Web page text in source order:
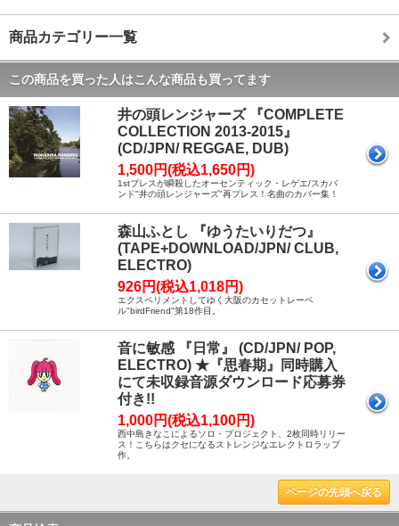
商品カテゴリー一覧
この商品を買った人はこんな商品も買ってます
井の頭レンジャーズ 『COMPLETE
COLLECTION 2013-2015』
(CD/JPN/ REGGAE, DUB)
1,500円(税込1,650円)
1stプレスが瞬殺したオーセンティック・レゲエ/スカバ
ンド"井の頭レンジャーズ"再プレス！名曲のカバー集！
森山ふとし 『ゆうたいりだつ』
(TAPE+DOWNLOAD/JPN/ CLUB,
ELECTRO)
926円(税込1,018円)
エクスペリメントしてゆく大阪のカセットレーベ
ル"birdFriend"第18作目。
音に敏感 『日常』 (CD/JPN/ POP,
ELECTRO) ★『思春期』同時購入
にて未収録音源ダウンロード応募券
付き!!
1,000円(税込1,100円)
西中島きなこによるソロ・プロジェクト、2枚同時リリー
ス！こちらはクセになるストレンジなエレクトロラップ
作。
ページの先頭へ戻る